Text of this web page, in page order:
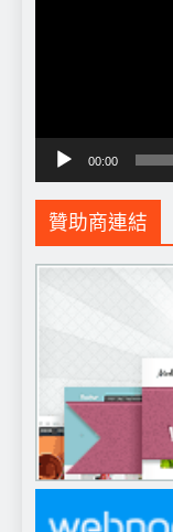
00:00
贊助商連結